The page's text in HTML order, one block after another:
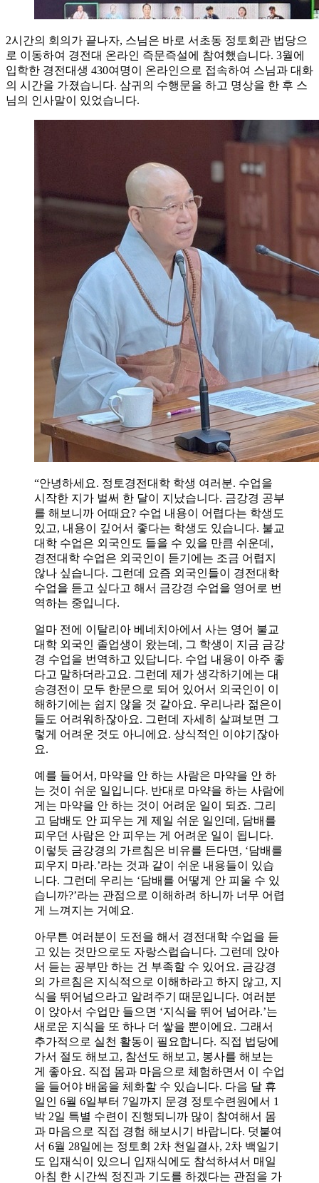
2시간의 회의가 끝나자, 스님은 바로 서초동 정토회관 법당으
로 이동하여 경전대 온라인 즉문즉설에 참여했습니다. 3월에
입학한 경전대생 430여명이 온라인으로 접속하여 스님과 대화
의 시간을 가졌습니다. 삼귀의 수행문을 하고 명상을 한 후 스
님의 인사말이 있었습니다.
“안녕하세요. 정토경전대학 학생 여러분. 수업을
시작한 지가 벌써 한 달이 지났습니다. 금강경 공부
를 해보니까 어때요? 수업 내용이 어렵다는 학생도
있고, 내용이 깊어서 좋다는 학생도 있습니다. 불교
대학 수업은 외국인도 들을 수 있을 만큼 쉬운데,
경전대학 수업은 외국인이 듣기에는 조금 어렵지
않나 싶습니다. 그런데 요즘 외국인들이 경전대학
수업을 듣고 싶다고 해서 금강경 수업을 영어로 번
역하는 중입니다.
얼마 전에 이탈리아 베네치아에서 사는 영어 불교
대학 외국인 졸업생이 왔는데, 그 학생이 지금 금강
경 수업을 번역하고 있답니다. 수업 내용이 아주 좋
다고 말하더라고요. 그런데 제가 생각하기에는 대
승경전이 모두 한문으로 되어 있어서 외국인이 이
해하기에는 쉽지 않을 것 같아요. 우리나라 젊은이
들도 어려워하잖아요. 그런데 자세히 살펴보면 그
렇게 어려운 것도 아니에요. 상식적인 이야기잖아
요.
예를 들어서, 마약을 안 하는 사람은 마약을 안 하
는 것이 쉬운 일입니다. 반대로 마약을 하는 사람에
게는 마약을 안 하는 것이 어려운 일이 되죠. 그리
고 담배도 안 피우는 게 제일 쉬운 일인데, 담배를
피우던 사람은 안 피우는 게 어려운 일이 됩니다.
이렇듯 금강경의 가르침은 비유를 든다면, ‘담배를
피우지 마라.’라는 것과 같이 쉬운 내용들이 있습
니다. 그런데 우리는 ‘담배를 어떻게 안 피울 수 있
습니까?’라는 관점으로 이해하려 하니까 너무 어렵
게 느껴지는 거예요.
아무튼 여러분이 도전을 해서 경전대학 수업을 듣
고 있는 것만으로도 자랑스럽습니다. 그런데 앉아
서 듣는 공부만 하는 건 부족할 수 있어요. 금강경
의 가르침은 지식적으로 이해하라고 하지 않고, 지
식을 뛰어넘으라고 알려주기 때문입니다. 여러분
이 앉아서 수업만 들으면 ‘지식을 뛰어 넘어라.’는
새로운 지식을 또 하나 더 쌓을 뿐이에요. 그래서
추가적으로 실천 활동이 필요합니다. 직접 법당에
가서 절도 해보고, 참선도 해보고, 봉사를 해보는
게 좋아요. 직접 몸과 마음으로 체험하면서 이 수업
을 들어야 배움을 체화할 수 있습니다. 다음 달 휴
일인 6월 6일부터 7일까지 문경 정토수련원에서 1
박 2일 특별 수련이 진행되니까 많이 참여해서 몸
과 마음으로 직접 경험 해보시기 바랍니다. 덧붙여
서 6월 28일에는 정토회 2차 천일결사, 2차 백일기
도 입재식이 있으니 입재식에도 참석하셔서 매일
아침 한 시간씩 정진과 기도를 하겠다는 관점을 가